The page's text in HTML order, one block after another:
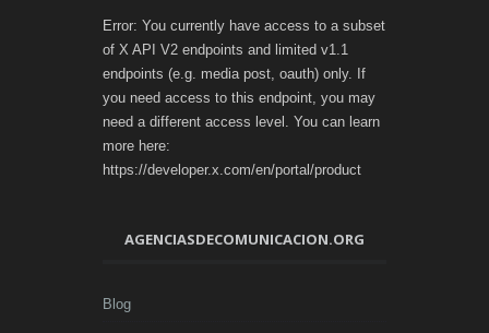
Error: You currently have access to a subset
of X API V2 endpoints and limited v1.1
endpoints (e.g. media post, oauth) only. If
you need access to this endpoint, you may
need a different access level. You can learn
more here:
https://developer.x.com/en/portal/product
AGENCIASDECOMUNICACION.ORG
Blog